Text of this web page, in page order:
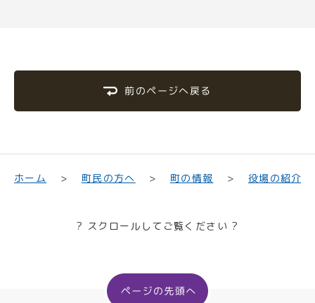
前のページへ戻る
ホーム 町民の方へ 町の情報 役場の紹介
? スクロールしてご覧ください ?